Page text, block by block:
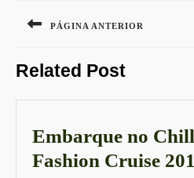
de
PÁGINA ANTERIOR
post:
Related Post
Embarque no
Fashion Cruise